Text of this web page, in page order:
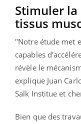
Stimuler
tissus
"Notre étude met
capables
révèle le
explique Juan
Salk Institue et
Bien que des